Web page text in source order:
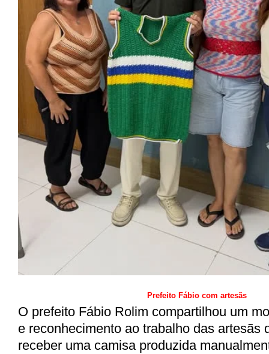
Prefeito Fábio com artesãs
O prefeito Fábio Rolim compartilhou um
e reconhecimento ao trabalho das artesãs
receber uma camisa produzida